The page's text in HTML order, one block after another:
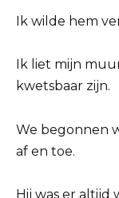
Ik wilde hem
Ik liet mijn
kwetsbaar zijn.
We begonnen
af en toe.
Hij was er altijd